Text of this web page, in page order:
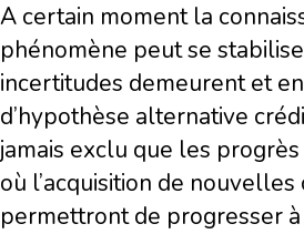
A certain moment la
phénomène peut se
incertitudes demeurent et en
d’hypothèse alternative
jamais exclu que les
où l’acquisition de nouvelles
permettront de progresser